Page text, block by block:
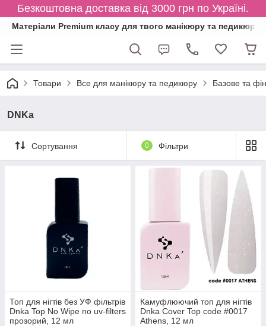
Безкоштовна доставка від 3000 грн по Україні.
Матеріали Premium класу для твого манікюру та педикюру
Товари Все для манікюру та педикюру Базове та
DNKa
Сортування 0 Фільтри
Топ для нігтів без УФ фільтрів
Dnka Top No Wipe no uv-filters
прозорий, 12 мл
Камуфлюючий топ для нігтів
Dnka Cover Top code #0017
Athens, 12 мл